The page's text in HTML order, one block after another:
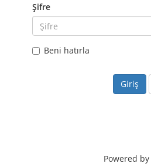
Şifre
Beni hatırla
Powered by